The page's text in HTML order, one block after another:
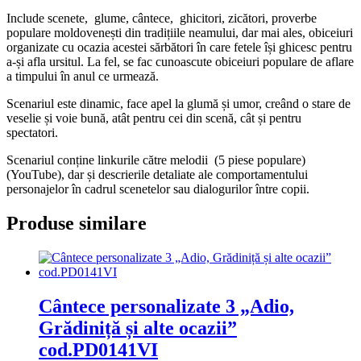
Include scenete, glume, cântece, ghicitori, zicători, proverbe
populare moldovenești din tradițiile neamului, dar mai ales, obiceiuri
organizate cu ocazia acestei sărbători în care fetele își ghicesc pentru
a-și afla ursitul. La fel, se fac cunoascute obiceiuri populare de aflare
a timpului în anul ce urmează.
Scenariul este dinamic, face apel la glumă și umor, creând o stare de
veselie și voie bună, atât pentru cei din scenă, cât și pentru
spectatori.
Scenariul conține linkurile către melodii (5 piese populare)
(YouTube), dar și descrierile detaliate ale comportamentului
personajelor în cadrul scenetelor sau dialogurilor între copii.
Produse similare
Cântece personalizate 3 „Adio,
Grădiniță și alte ocazii”
cod.PD0141VI